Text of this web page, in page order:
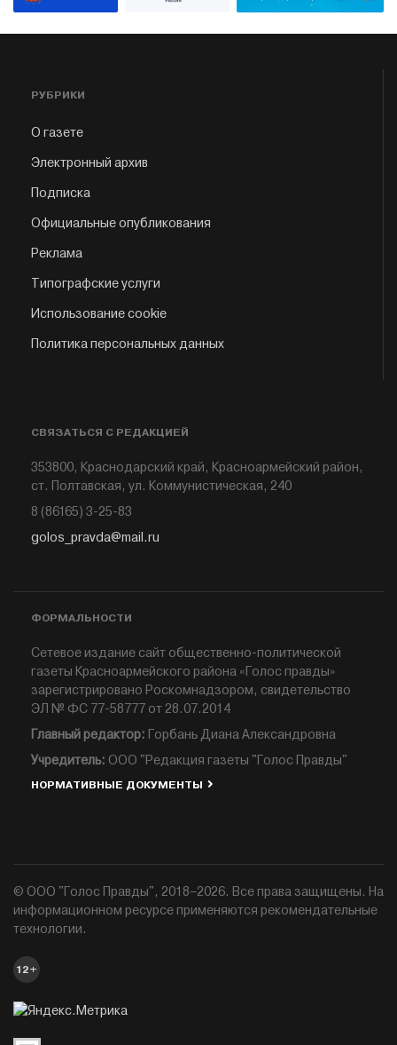
РУБРИКИ
О газете
Электронный архив
Подписка
Официальные опубликования
Реклама
Типографские услуги
Использование cookie
Политика персональных данных
СВЯЗАТЬСЯ С РЕДАКЦИЕЙ
353800, Краснодарский край, Красноармейский район,
ст. Полтавская, ул. Коммунистическая, 240
8 (86165) 3-25-83
golos_pravda@mail.ru
ФОРМАЛЬНОСТИ
Сетевое издание сайт общественно-политической
газеты Красноармейского района «Голос правды»
зарегистрировано Роскомнадзором, свидетельство
ЭЛ № ФС 77-58777 от 28.07.2014
Главный редактор: Горбань Диана Александровна
Учредитель: ООО "Редакция газеты "Голос Правды"
НОРМАТИВНЫЕ ДОКУМЕНТЫ
© ООО "Голос Правды", 2018–2026. Все права защищены. На
информационном ресурсе применяются рекомендательные
технологии.
12+